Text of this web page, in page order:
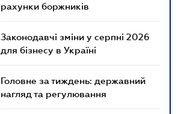
рахунки боржників
Законодавчі зміни у серпні 2026
для бізнесу в Україні
Головне за тиждень: державний
нагляд та регулювання